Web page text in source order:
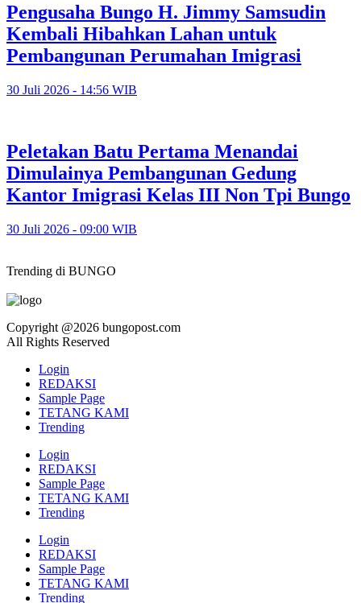
Pengusaha Bungo H. Jimmy Samsudin
Kembali Hibahkan Lahan untuk
Pembangunan Perumahan Imigrasi
30 Juli 2026 - 14:56 WIB
Peletakan Batu Pertama Menandai
Dimulainya Pembangunan Gedung
Kantor Imigrasi Kelas III Non Tpi Bungo
30 Juli 2026 - 09:00 WIB
Trending di BUNGO
Copyright @2026 bungopost.com
All Rights Reserved
Login
REDAKSI
Sample Page
TETANG KAMI
Trending
Login
REDAKSI
Sample Page
TETANG KAMI
Trending
Login
REDAKSI
Sample Page
TETANG KAMI
Trending